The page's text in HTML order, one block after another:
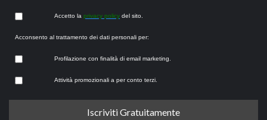
Accetto la privacy policy del sito.
Acconsento al trattamento dei dati personali per:
Profilazione con finalità di email marketing.
Attività promozionali a per conto terzi.